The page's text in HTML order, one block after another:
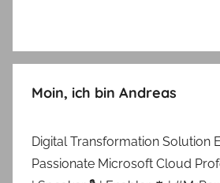
Moin, ich bin Andreas
Digital Transformation Solution
Passionate Microsoft Cloud